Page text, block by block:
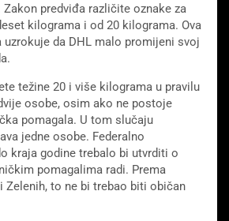
predviđa različite oznake za
kilograma i od 20 kilograma. Ova
da DHL malo promijeni svoj
težine 20 i više kilograma u pravilu
osobe, osim ako ne postoje
pomagala. U tom slučaju
jedne osobe. Federalno
kraja godine trebalo bi utvrditi o
pomagalima radi. Prema
Zelenih, to ne bi trebao biti običan